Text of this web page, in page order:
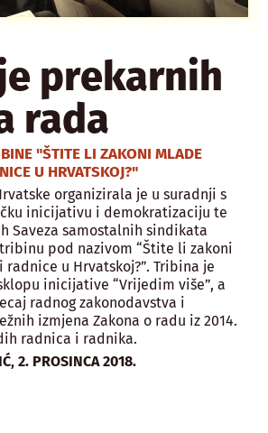
prekarnih
rada
"ŠTITE LI ZAKONI MLADE
U HRVATSKOJ?"
organizirala je u suradnji s
inicijativu i demokratizaciju te
Saveza samostalnih sindikata
pod nazivom “Štite li zakoni
u Hrvatskoj?”. Tribina je
inicijative “Vrijedim više”, a
radnog zakonodavstva i
izmjena Zakona o radu iz 2014.
radnica i radnika.
,2. PROSINCA 2018.